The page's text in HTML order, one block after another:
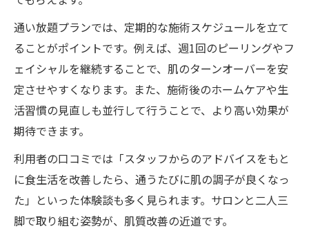
通い放題プランでは、定期的な施術スケジュールを立て
ることがポイントです。例えば、週1回のピーリングやフ
ェイシャルを継続することで、肌のターンオーバーを安
定させやすくなります。また、施術後のホームケアや生
活習慣の見直しも並行して行うことで、より高い効果が
期待できます。
利用者の口コミでは「スタッフからのアドバイスをもと
に食生活を改善したら、通うたびに肌の調子が良くなっ
た」といった体験談も多く見られます。サロンと二人三
脚で取り組む姿勢が、肌質改善の近道です。